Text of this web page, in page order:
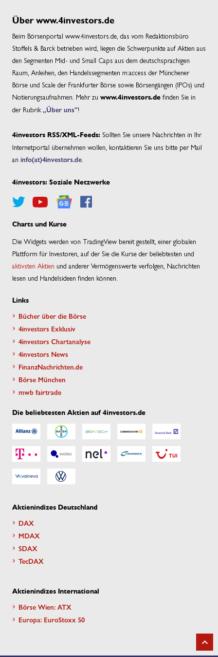
Über www.4investors.de
Beim Börsenportal www.4investors.de, das vom Redaktionsbüro
Stoffels & Barck betrieben wird, liegen die Schwerpunkte auf Aktien aus
den Segmenten Mid- und Small Caps aus dem deutschsprachigen
Raum, Anleihen, den Handelssegmenten m:access der Münchener
Börse und Scale der Frankfurter Börse sowie Börsengängen (IPOs) und
Notierungsaufnahmen. Mehr zu www.4investors.de finden Sie in
der Rubrik„Über uns”!
4investors RSS/XML-Feeds: Sollten Sie unsere Nachrichten in Ihr
Internetportal übernehmen wollen, kontaktieren Sie uns bitte per Mail
an info(at)4investors.de.
4investors: Soziale Netzwerke
Charts und Kurse
Die Widgets werden von TradingView bereit gestellt, einer globalen
Plattform für Investoren, auf der Sie die Kurse der beliebtesten und
aktivsten Aktien und anderer Vermögenswerte verfolgen, Nachrichten
lesen und Handelsideen finden können.
Links
Bücher über die Börse
4investors Exklusiv
4investors Chartanalyse
4investors News
FinanzNachrichten.de
Börse München
mwb fairtrade
Die beliebtesten Aktien auf 4investors.de
Aktienindizes Deutschland
DAX
MDAX
SDAX
TecDAX
Aktienindizes International
Börse Wien: ATX
Europa: EuroStoxx 50